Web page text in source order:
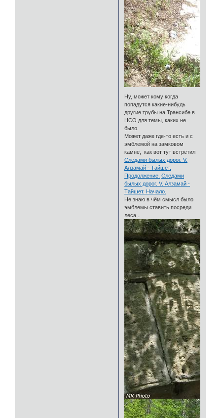
Ну, может кому когда
попадутся какие-нибудь
другие трубы на Трансибе в
НСО для темы, каких не
было.
Может даже где-то есть и с
эмблемой на замковом
камне, как вот тут встретил
Следами былых дорог. V.
Алзамай - Тайшет.
Продолжение. Следами
былых дорог. V. Алзамай -
Тайшет. Начало.
Не знаю в чём смысл было
эмблемы ставить посреди
леса...